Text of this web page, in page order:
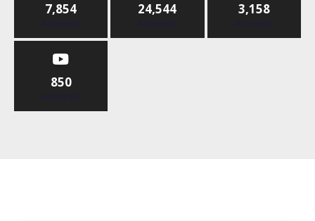
7,854
Abonnés
24,544
Abonnés
3,158
Abonnés
850
Abonnés